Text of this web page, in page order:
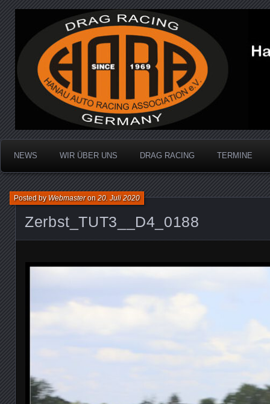
Hanau Auto Racing
Dragracing auf der 1/4 Meile
NEWS WIR ÜBER UNS DRAG RACING TERMINE
Zerbst_TUT3__D4_0188
Posted byWebmasteron20. Juli 2020